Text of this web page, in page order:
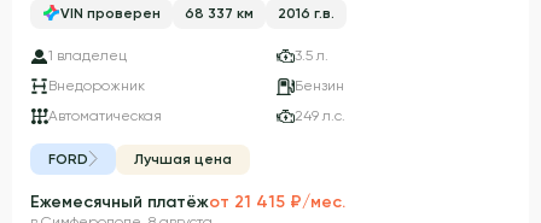
VIN проверен 68 337 км 2016 г.в.
1 владелец
3.5 л.
Внедорожник
Бензин
Автоматическая
249 л.с.
FORD Лучшая цена
Ежемесячный платёжот 21 415 ₽/мес.